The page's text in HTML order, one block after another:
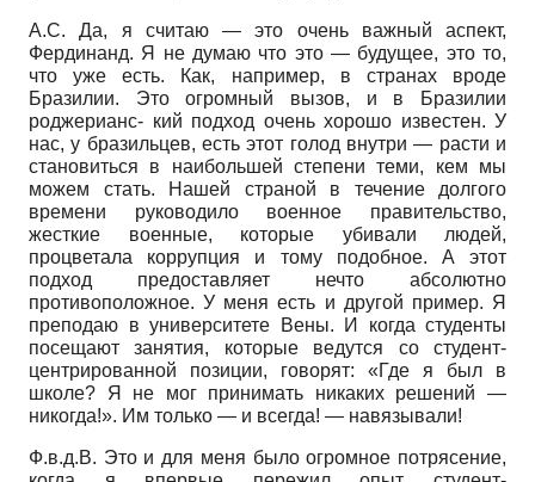
А.С. Да, я считаю — это очень важный аспект,
Фердинанд. Я не думаю что это — будущее, это то,
что уже есть. Как, например, в странах вроде
Бразилии. Это огромный вызов, и в Бразилии
роджерианс- кий подход очень хорошо известен. У
нас, у бразильцев, есть этот голод внутри — расти и
становиться в наибольшей степени теми, кем мы
можем стать. Нашей страной в течение долгого
времени руководило военное правительство,
жесткие военные, которые убивали людей,
процветала коррупция и тому подобное. А этот
подход предоставляет нечто абсолютно
противоположное. У меня есть и другой пример. Я
преподаю в университете Вены. И когда студенты
посещают занятия, которые ведутся со студент-
центрированной позиции, говорят: «Где я был в
школе? Я не мог принимать никаких решений —
никогда!». Им только — и всегда! — навязывали!
Ф.в.д.В. Это и для меня было огромное потрясение,